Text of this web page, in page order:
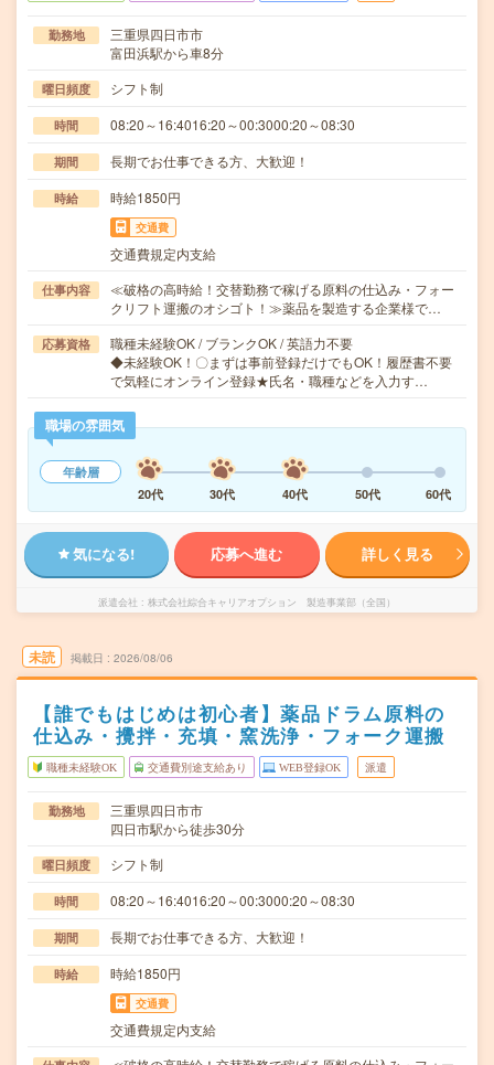
勤務地
三重県四日市市
富田浜駅から車8分
曜日頻度 シフト制
時間 08:20～16:4016:20～00:3000:20～08:30
期間 長期でお仕事できる方、大歓迎！
時給 時給1850円
交通費
交通費規定内支給
仕事内容
≪破格の高時給！交替勤務で稼げる原料の仕込み・フォー
クリフト運搬のオシゴト！≫薬品を製造する企業様で…
応募資格
職種未経験OK / ブランクOK / 英語力不要
◆未経験OK！〇まずは事前登録だけでもOK！履歴書不要
で気軽にオンライン登録★氏名・職種などを入力す…
職場の雰囲気
年齢層
20代
30代 40代 50代 60代
気になる! 応募へ進む 詳しく見る
派遣会社 株式会社綜合キャリアオプション 製造事業部（全国）
未読 掲載日 2026/08/06
【誰でもはじめは初心者】薬品ドラム原料の
仕込み・攪拌・充填・窯洗浄・フォーク運搬
職種未経験OK 交通費別途支給あり WEB登録OK 派遣
勤務地
三重県四日市市
四日市駅から徒歩30分
曜日頻度 シフト制
時間 08:20～16:4016:20～00:3000:20～08:30
期間 長期でお仕事できる方、大歓迎！
時給 時給1850円
交通費
交通費規定内支給